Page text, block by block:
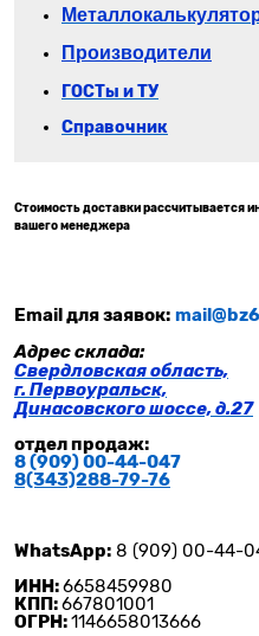
Производители
ГОСТы и ТУ
Справочник
Стоимость доставки рассчитывается
вашего менеджера
Email для заявок:
Адрес склада:
Свердловская область,
г. Первоуральск,
Динасовского шоссе, д.27
отдел продаж:
8 (909) 00-44-047
8(343)288-79-76
WhatsApp: 8 (909) 00-44-
ИНН:6658459980
КПП:667801001
ОГРН:1146658013666